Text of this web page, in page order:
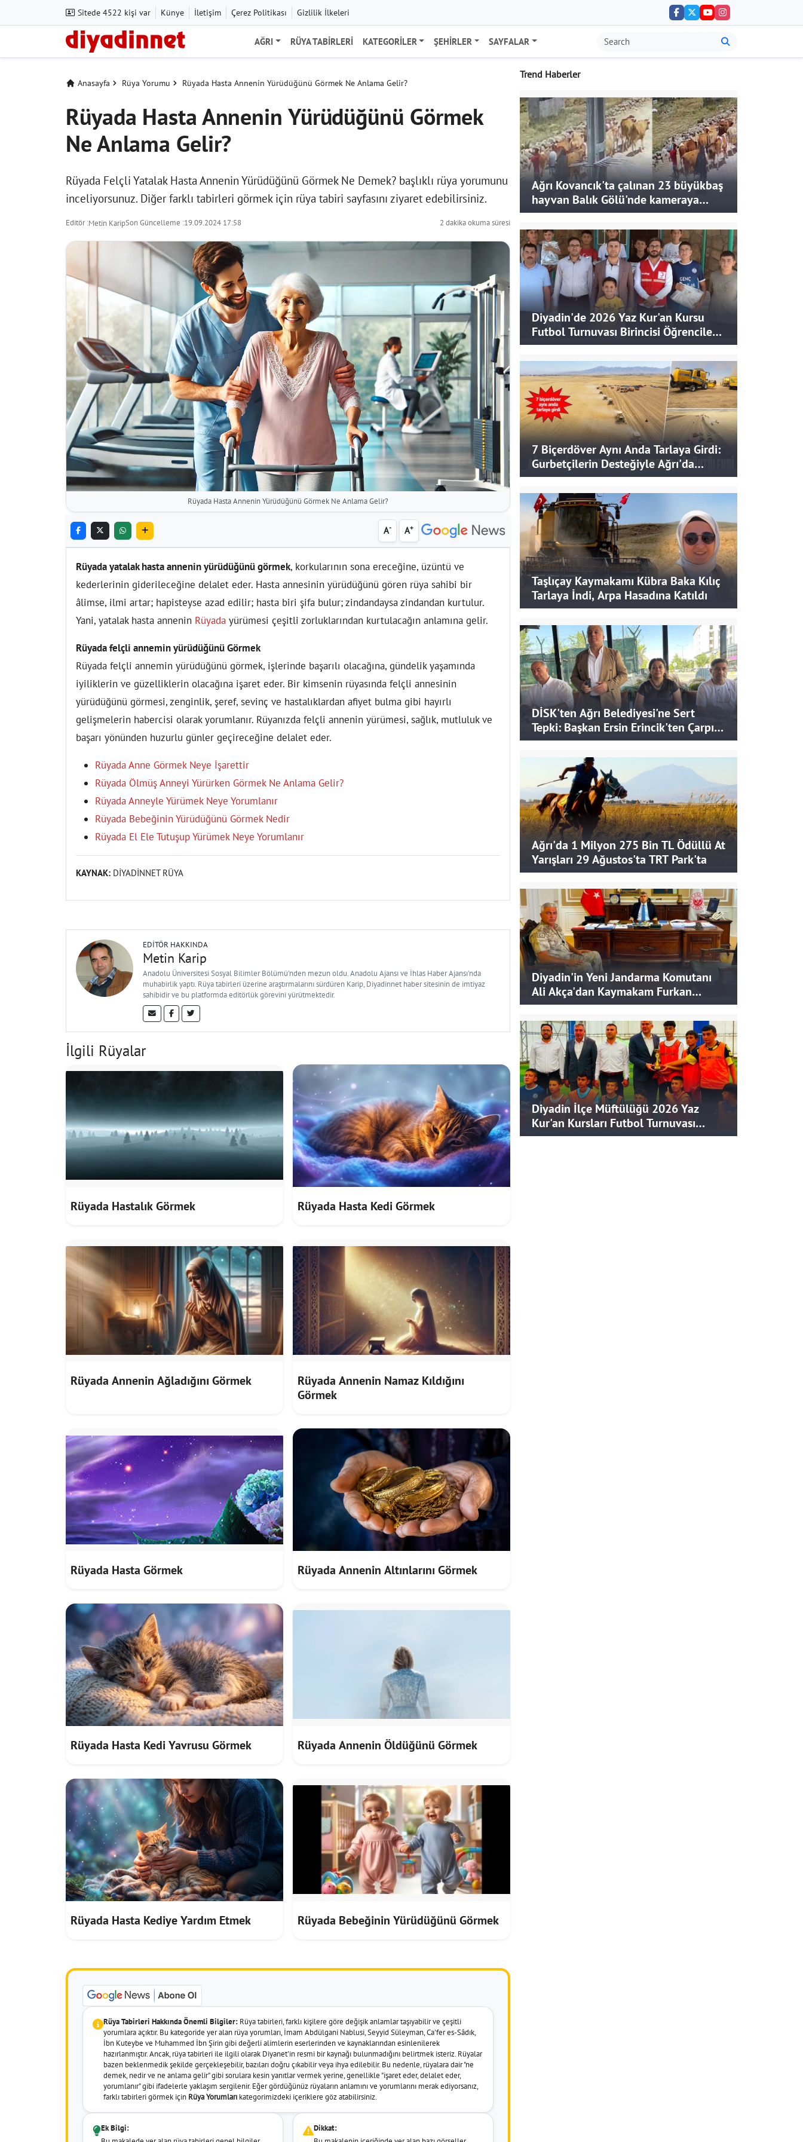
Sitede 4522 kişi var Künye İletişim Çerez Politikası Gizlilik İlkeleri
AĞRI RÜYA TABIRLERI KATEGORILER ŞEHIRLER SAYFALAR
Anasayfa Rüya Yorumu Rüyada Hasta Annenin Yürüdüğünü Görmek Ne Anlama Gelir?
Rüyada Hasta Annenin Yürüdüğünü Görmek
Ne Anlama Gelir?
Rüyada Felçli Yatalak Hasta Annenin Yürüdüğünü Görmek Ne Demek? başlıklı rüya yorumunu
inceliyorsunuz. Diğer farklı tabirleri görmek için rüya tabiri sayfasını ziyaret edebilirsiniz.
Editör :Metin KaripSon Güncelleme :19.09.2024 17:58 2 dakika okuma süresi
Rüyada Hasta Annenin Yürüdüğünü Görmek Ne Anlama Gelir?
A- A+
Rüyada yatalak hasta annenin yürüdüğünü görmek, korkularının sona ereceğine, üzüntü ve
kederlerinin giderileceğine delalet eder. Hasta annesinin yürüdüğünü gören rüya sahibi bir
âlimse, ilmi artar; hapisteyse azad edilir; hasta biri şifa bulur; zindandaysa zindandan kurtulur.
Yani, yatalak hasta annenin Rüyada yürümesi çeşitli zorluklarından kurtulacağın anlamına gelir.
Rüyada felçli annemin yürüdüğünü Görmek
Rüyada felçli annemin yürüdüğünü görmek, işlerinde başarılı olacağına, gündelik yaşamında
iyiliklerin ve güzelliklerin olacağına işaret eder. Bir kimsenin rüyasında felçli annesinin
yürüdüğünü görmesi, zenginlik, şeref, sevinç ve hastalıklardan afiyet bulma gibi hayırlı
gelişmelerin habercisi olarak yorumlanır. Rüyanızda felçli annenin yürümesi, sağlık, mutluluk ve
başarı yönünden huzurlu günler geçireceğine delalet eder.
Rüyada Anne Görmek Neye İşarettir
Rüyada Ölmüş Anneyi Yürürken Görmek Ne Anlama Gelir?
Rüyada Anneyle Yürümek Neye Yorumlanır
Rüyada Bebeğinin Yürüdüğünü Görmek Nedir
Rüyada El Ele Tutuşup Yürümek Neye Yorumlanır
KAYNAK: DİYADİNNET RÜYA
EDITÖR HAKKINDA
Metin Karip
Anadolu Üniversitesi Sosyal Bilimler Bölümü'nden mezun oldu. Anadolu Ajansı ve İhlas Haber Ajansı'nda
muhabirlik yaptı. Rüya tabirleri üzerine araştırmalarını sürdüren Karip, Diyadinnet haber sitesinin de imtiyaz
sahibidir ve bu platformda editörlük görevini yürütmektedir.
İlgili Rüyalar
Rüyada Hastalık Görmek Rüyada Hasta Kedi Görmek
Rüyada Annenin Ağladığını Görmek
Rüyada Annenin Namaz Kıldığını
Görmek
Rüyada Hasta Görmek Rüyada Annenin Altınlarını Görmek
Rüyada Hasta Kedi Yavrusu Görmek Rüyada Annenin Öldüğünü Görmek
Rüyada Hasta Kediye Yardım Etmek Rüyada Bebeğinin Yürüdüğünü Görmek
Rüya Tabirleri Hakkında Önemli Bilgiler: Rüya tabirleri, farklı kişilere göre değişik anlamlar taşıyabilir ve çeşitli
yorumlara açıktır. Bu kategoride yer alan rüya yorumları, İmam Abdülgani Nablusi, Seyyid Süleyman, Ca'fer es-Sâdık,
İbn Kuteybe ve Muhammed İbn Şirin gibi değerli alimlerin eserlerinden ve kaynaklarından esinlenilerek
hazırlanmıştır. Ancak, rüya tabirleri ile ilgili olarak Diyanet'in resmi bir kaynağı bulunmadığını belirtmek isteriz. Rüyalar
bazen beklenmedik şekilde gerçekleşebilir, bazıları doğru çıkabilir veya ihya edilebilir. Bu nedenle, rüyalara dair "ne
demek, nedir ve ne anlama gelir" gibi sorulara kesin yanıtlar vermek yerine, genellikle "işaret eder, delalet eder,
yorumlanır" gibi ifadelerle yaklaşım sergilenir. Eğer gördüğünüz rüyaların anlamını ve yorumlarını merak ediyorsanız,
farklı tabirleri görmek için Rüya Yorumları kategorimizdeki içeriklere göz atabilirsiniz.
Ek Bilgi:
Dikkat:
Trend Haberler
Ağrı Kovancık'ta çalınan 23 büyükbaş
hayvan Balık Gölü'nde kameraya
takıldı
Diyadin'de 2026 Yaz Kur'an Kursu
Futbol Turnuvası Birincisi Öğrencilere
Hediye
7 Biçerdöver Aynı Anda Tarlaya Girdi:
Gurbetçilerin Desteğiyle Ağrı'da
Bereketli Hasat
Taşlıçay Kaymakamı Kübra Baka Kılıç
Tarlaya İndi, Arpa Hasadına Katıldı
DİSK'ten Ağrı Belediyesi'ne Sert
Tepki: Başkan Ersin Erincik'ten Çarpıcı
İddialar
Ağrı'da 1 Milyon 275 Bin TL Ödüllü At
Yarışları 29 Ağustos'ta TRT Park'ta
Diyadin'in Yeni Jandarma Komutanı
Ali Akça'dan Kaymakam Furkan
Korkusuz'a Ziyaret
Diyadin İlçe Müftülüğü 2026 Yaz
Kur'an Kursları Futbol Turnuvası
Tamamlandı